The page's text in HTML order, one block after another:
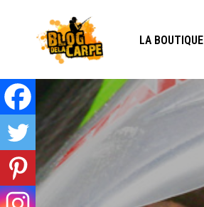
LA BOUTIQUE